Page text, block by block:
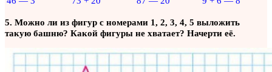
5. Можно ли из фигур с номерами 1, 2, 3, 4, 5 выложить
такую башню? Какой фигуры не хватает? Начерти её.